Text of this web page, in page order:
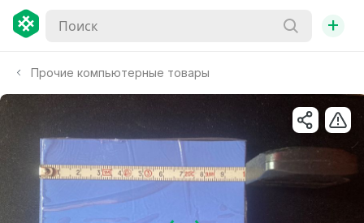
+
Прочие компьютерные товары